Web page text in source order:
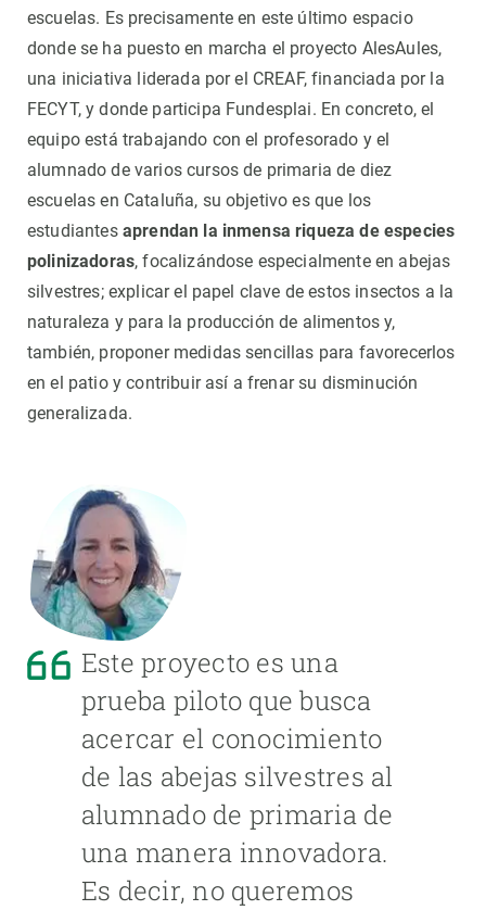
escuelas. Es precisamente en este último espacio
donde se ha puesto en marcha el proyecto AlesAules,
una iniciativa liderada por el CREAF, financiada por la
FECYT, y donde participa Fundesplai. En concreto, el
equipo está trabajando con el profesorado y el
alumnado de varios cursos de primaria de diez
escuelas en Cataluña, su objetivo es que los
estudiantes aprendan la inmensa riqueza de especies
polinizadoras, focalizándose especialmente en abejas
silvestres; explicar el papel clave de estos insectos a la
naturaleza y para la producción de alimentos y,
también, proponer medidas sencillas para favorecerlos
en el patio y contribuir así a frenar su disminución
generalizada.
Este proyecto es una
prueba piloto que busca
acercar el conocimiento
de las abejas silvestres al
alumnado de primaria de
una manera innovadora.
Es decir, no queremos